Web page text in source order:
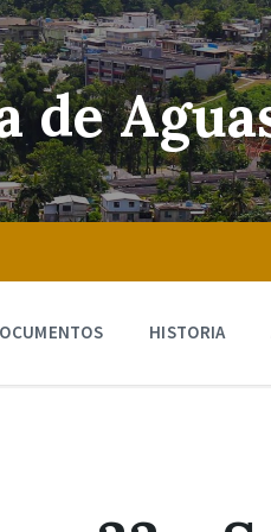
de
HISTORIA